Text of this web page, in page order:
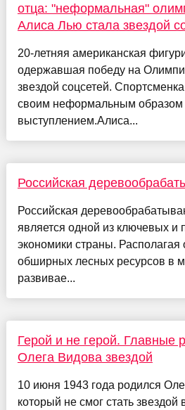
отца: "неформальная"
Алиса Лью стала звездой
20-летняя американская
одержавшая победу на
звездой соцсетей.
своим неформальным образом
выступлением.Алиса...
Российская
Российская
является одной из ключевых и
экономики страны.
обширных лесных ресурсов в
развивае...
Герой и не герой. Главные
Олега Видова звездой
10 июня 1943 года родился
который не смог стать